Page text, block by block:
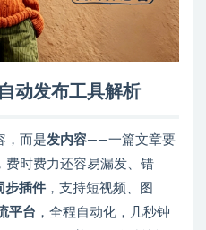
动发布工具解析
，而是发内容——一篇文章要
费时费力还容易漏发、错
步插件 ，支持短视频、图
平台 ，全程自动化，几秒钟